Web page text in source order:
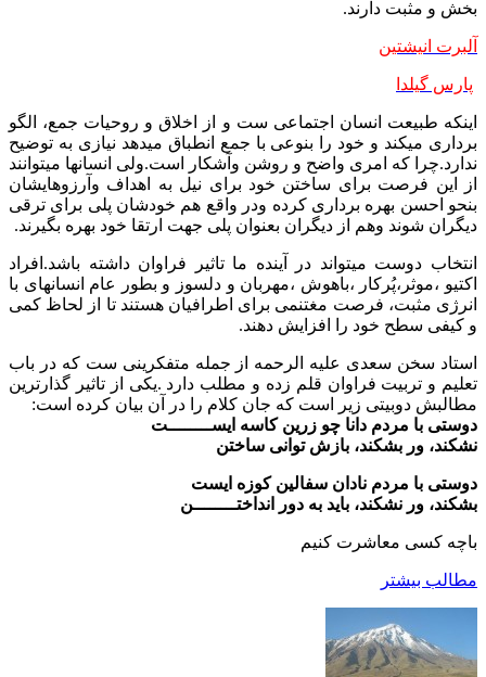
بخش و مثبت دارند.
آلبرت انيشتين
پارس گیلدا
اینکه طبیعت انسان اجتماعی ست و از اخلاق و روحیات جمع، الگو
برداری میکند و خود را بنوعی با جمع انطباق میدهد نیازی به توضیح
ندارد.چرا که امری واضح و روشن وآشکار است.ولی انسانها میتوانند
از این فرصت برای ساختن خود برای نیل به اهداف وآرزوهایشان
بنحو احسن بهره برداری کرده ودر واقع هم خودشان پلی برای ترقی
دیگران شوند وهم از دیگران بعنوان پلی جهت ارتقا خود بهره بگیرند.
انتخاب دوست میتواند در آینده ما تاثیر فراوان داشته باشد.افراد
اکتیو ،موثر،پُرکار ،باهوش ،مهربان و دلسوز و بطور عام انسانهای با
انرژی مثبت، فرصت مغتنمی برای اطرافیان هستند تا از لحاظ کمی
و کیفی سطح خود را افزایش دهند.
استاد سخن سعدی علیه الرحمه از جمله متفکرینی ست که در باب
تعلیم و تربیت فراوان قلم زده و مطلب دارد .یکی از تاثیر گذارترین
مطالبش دوبیتی زیر است که جان کلام را در آن بیان کرده است:
دوستی با مردم دانا چو زرین کاسه ایســــــــت
نشکند، ور بشکند، بازش توانی ساختن
دوستی با مردم نادان سفالین کوزه ایست
بشکند، ور نشکند، باید به دور انداختــــــــن
باچه کسی معاشرت کنیم
مطالب بیشتر